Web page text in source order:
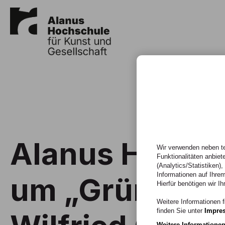
Alanus
um
Wir verwenden neben
Funktionalitäten
(Analytics/Statistiken),
Informationen auf
Hierfür benötigen wir
Weitere Informationen
finden Sie unter